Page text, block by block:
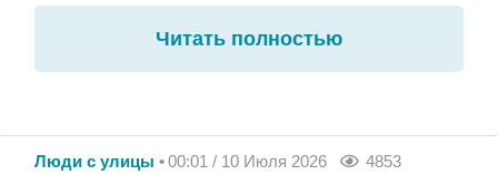
Читать полностью
Люди с улицы 00:01 / 10 Июля 2026 4853